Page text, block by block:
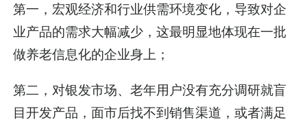
第一，宏观经济和行业供需环境变化，导致对企
业产品的需求大幅减少，这最明显地体现在一批
做养老信息化的企业身上；
第二，对银发市场、老年用户没有充分调研就盲
目开发产品，面市后找不到销售渠道，或者满足